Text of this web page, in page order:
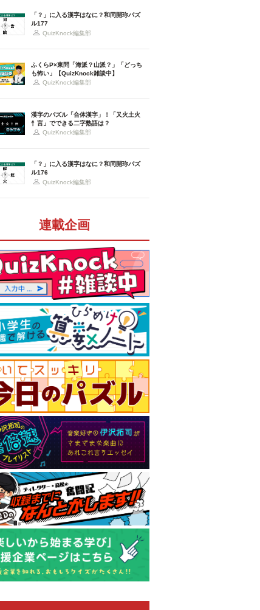
「？」に入る漢字はなに？和同開珎パズ
ル177
QuizKnock編集部
ふくらP×東問「海派？山派？」「どっち
も怖い」【QuizKnock雑談中】
QuizKnock編集部
漢字のパズル「合体漢字」！「又火土火
忄言」でできる二字熟語は？
QuizKnock編集部
「？」に入る漢字はなに？和同開珎パズ
ル176
QuizKnock編集部
連載企画